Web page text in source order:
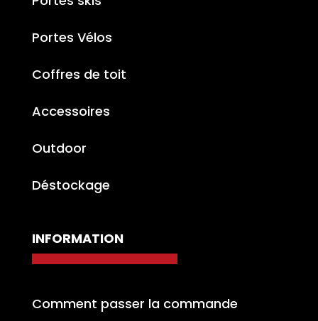
Portes Vélos
Coffres de toit
Accessoires
Outdoor
Déstockage
INFORMATION
Comment passer la commande